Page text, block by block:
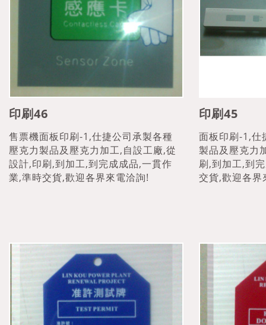
印刷46
售票機面板印刷-1,仕捷公司承製各種
壓克力製品及壓克力加工,自設工廠,從
設計,印刷,到加工,到完成成品,一貫作
業,準時交貨,歡迎各界來電洽詢!
印刷45
面板印刷-1,仕
製品及壓克力
刷,到加工,到
交貨,歡迎各界